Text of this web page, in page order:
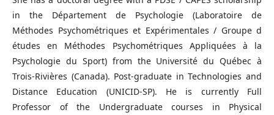
in the Département de Psychologie (Laboratoire de
Méthodes Psychométriques et Expérimentales / Groupe d
études en Méthodes Psychométriques Appliquées à la
Psychologie du Sport) from the Université du Québec à
Trois-Rivières (Canada). Post-graduate in Technologies and
Distance Education (UNICID-SP). He is currently Full
Professor of the Undergraduate courses in Physical